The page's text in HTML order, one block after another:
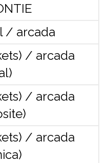
/ arcada
/ arcada
/ arcada
/ arcada